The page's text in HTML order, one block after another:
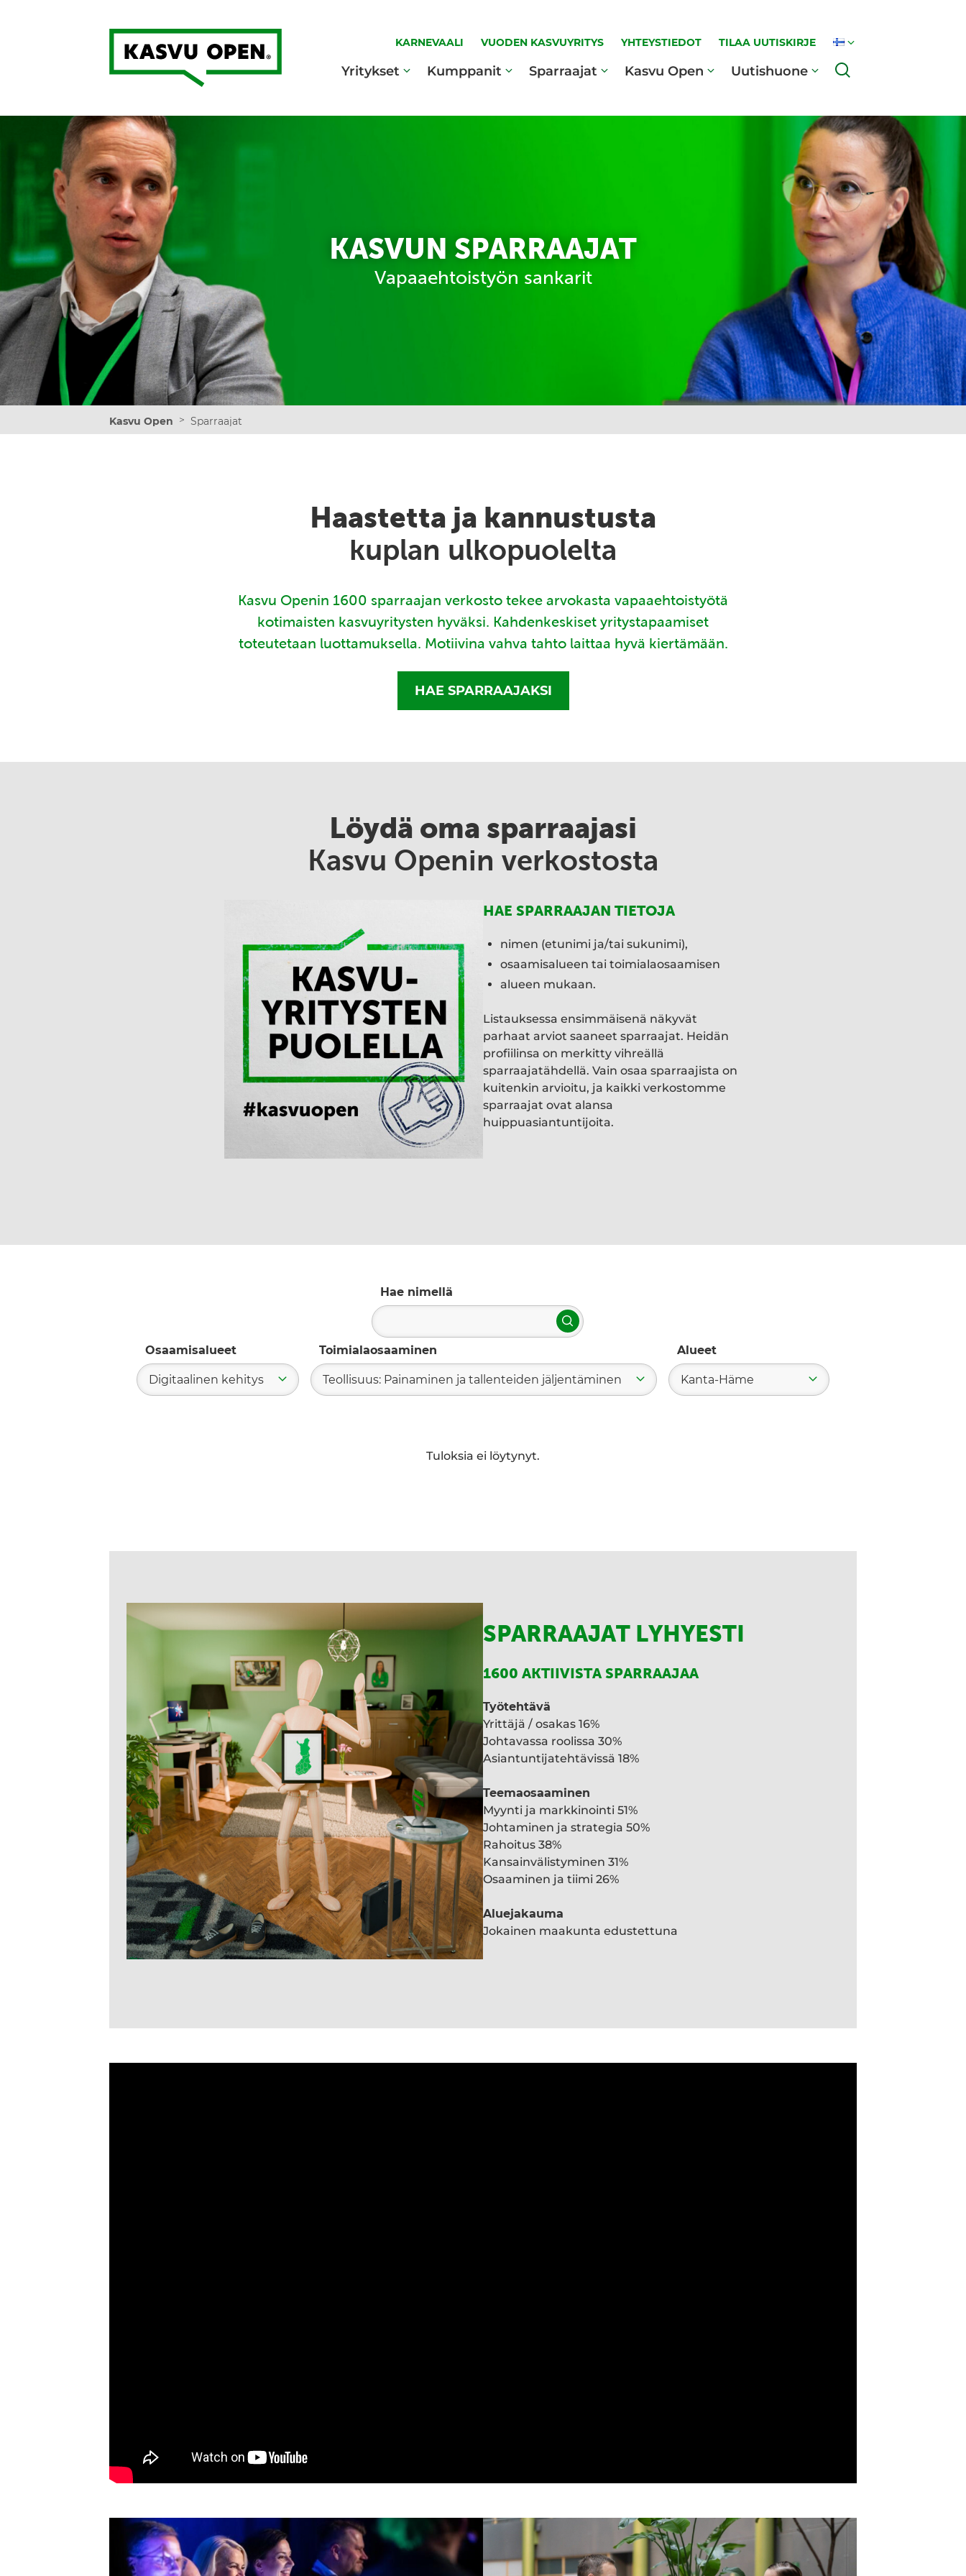
Kasvu Open
KARNEVAALI VUODEN KASVUYRITYS YHTEYSTIEDOT TILAA UUTISKIRJE
Yritykset Kumppanit Sparraajat Kasvu Open Uutishuone
KASVUN SPARRAAJAT
Vapaaehtoistyön sankarit
Kasvu Open > Sparraajat
Haastetta ja kannustusta
kuplan ulkopuolelta
Kasvu Openin 1600 sparraajan verkosto tekee arvokasta vapaaehtoistyötä
kotimaisten kasvuyritysten hyväksi. Kahdenkeskiset yritystapaamiset
toteutetaan luottamuksella. Motiivina vahva tahto laittaa hyvä kiertämään.
HAE SPARRAAJAKSI
Löydä oma sparraajasi
Kasvu Openin verkostosta
HAE SPARRAAJAN TIETOJA
nimen (etunimi ja/tai sukunimi),
osaamisalueen tai toimialaosaamisen
alueen mukaan.
Listauksessa ensimmäisenä näkyvät
parhaat arviot saaneet sparraajat. Heidän
profiilinsa on merkitty vihreällä
sparraajatähdellä. Vain osaa sparraajista on
kuitenkin arvioitu, ja kaikki verkostomme
sparraajat ovat alansa
huippuasiantuntijoita.
Hae nimellä
Hae
Osaamisalueet
Digitaalinen kehitys
Toimialaosaaminen
Teollisuus: Painaminen ja tallenteiden jäljentäminen
Alueet
Kanta-Häme
Tuloksia ei löytynyt.
SPARRAAJAT LYHYESTI
1600 AKTIIVISTA SPARRAAJAA
Työtehtävä
Yrittäjä / osakas 16%
Johtavassa roolissa 30%
Asiantuntijatehtävissä 18%
Teemaosaaminen
Myynti ja markkinointi 51%
Johtaminen ja strategia 50%
Rahoitus 38%
Kansainvälistyminen 31%
Osaaminen ja tiimi 26%
Aluejakauma
Jokainen maakunta edustettuna